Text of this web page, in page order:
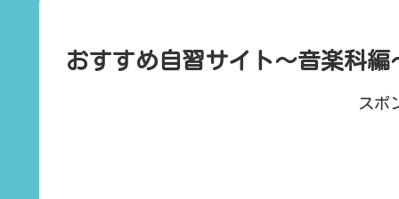
おすすめ自習サイト〜音楽科編
スポ